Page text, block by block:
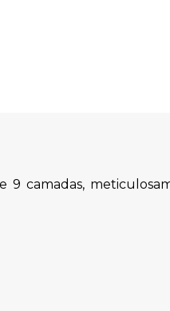
9 camadas,